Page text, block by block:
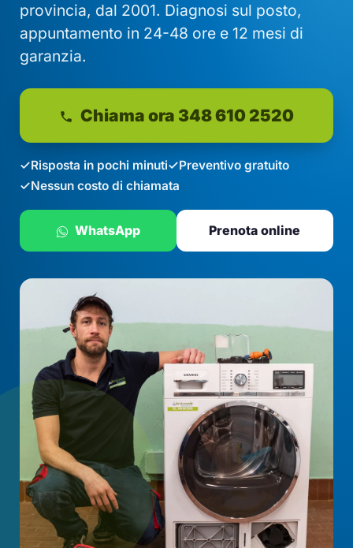
provincia, dal 2001. Diagnosi sul posto,
appuntamento in 24-48 ore e 12 mesi di
garanzia.
Chiama ora 348 610 2520
Risposta in pochi minuti
Preventivo gratuito
Nessun costo di chiamata
WhatsApp Prenota online